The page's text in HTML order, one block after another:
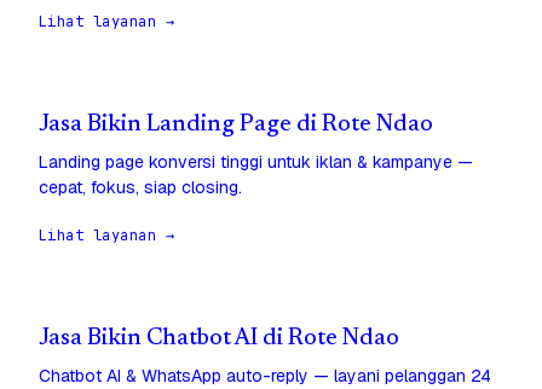
Lihat layanan →
Jasa Bikin Landing Page di Rote Ndao
Landing page konversi tinggi untuk iklan & kampanye —
cepat, fokus, siap closing.
Lihat layanan →
Jasa Bikin Chatbot AI di Rote Ndao
Chatbot AI & WhatsApp auto-reply — layani pelanggan 24